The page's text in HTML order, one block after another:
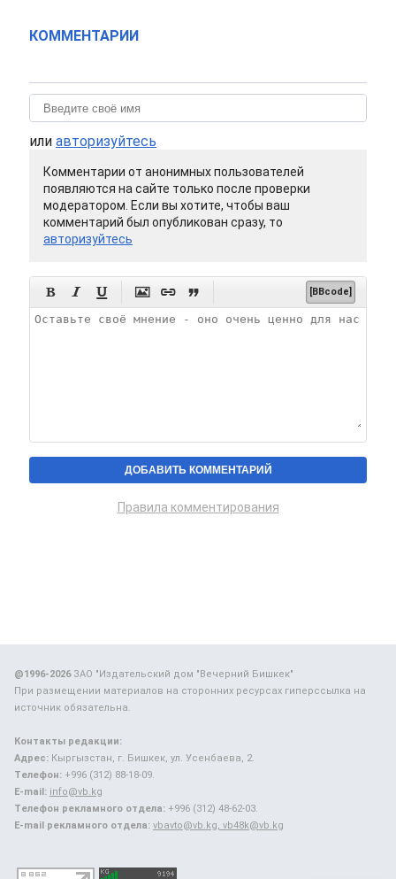
КОММЕНТАРИИ
или авторизуйтесь
Комментарии от анонимных пользователей
появляются на сайте только после проверки
модератором. Если вы хотите, чтобы ваш
комментарий был опубликован сразу, то
авторизуйтесь
      [BBcode]
Правила комментирования
@1996-2026ЗАО "Издательский дом "Вечерний Бишкек"
При размещении материалов на сторонних ресурсах гиперссылка на
источник обязательна.
Контакты редакции:
Адрес: Кыргызстан, г. Бишкек, ул. Усенбаева, 2.
Телефон: +996 (312) 88-18-09.
E-mail: info@vb.kg
Телефон рекламного отдела: +996 (312) 48-62-03.
E-mail рекламного отдела: vbavto@vb.kg, vb48k@vb.kg